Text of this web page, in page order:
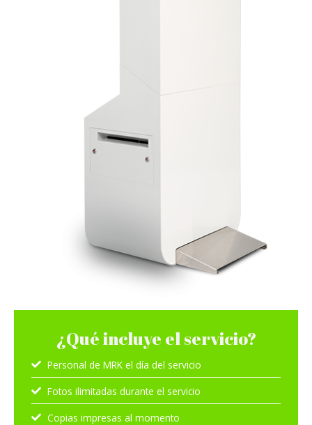
¿Qué incluye el servicio?
Personal de MRK el día del servicio
Fotos ilimitadas durante el servicio
Copias impresas al momento